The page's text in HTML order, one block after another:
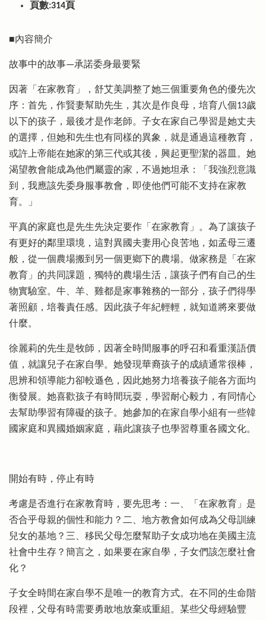
頁數:314頁
■內容簡介
故事中的故事—承諾委身最要緊
因著「在家教育」，舒艾美調整了她三個重要角色的優先次
序：首先，作賢妻幫助先生，其次是作良母，培育八個13歲
以下的孩子，最後才是作老師。子女在家自己學習是她丈夫
的選擇，但她和先生也有同樣的異象，就是通過這種教育，
或許上帝能在她家的第三代或其後，興起更聖潔的器皿。她
渴望教會能成為他們屬靈的家，不過她坦承：「我強烈意識
到，我應該先委身服事教會，即使他們可能不支持在家教
育。」
平真的家庭也是先生先決定要作「在家教育」。為了讓孩子
有更好的鄰里環境，這對異國夫妻用心良苦地，如孟母三遷
般，從一個農場搬到另一個更鄉下的農場。做家務是「在家
教育」的共同課題，獨特的農場生活，讓孩子們有自己的生
物實驗室。牛、羊、雞都是家事雜務的一部分，孩子們得學
著照顧，培養責任感。因此孩子年紀輕輕，就知道將來要做
什麼。
徐麗莉的先生是牧師，因著全時間服事的呼召和看重漢語價
值，就讓兒子在家自學。她發現華裔孩子的成績通常很棒，
思辨和領導能力卻較遜色，因此她努力培養孩子能各方面均
衡發展。她喜歡孩子有時間玩耍，學習耐心毅力，有同情心
去幫助學習有障礙的孩子。她參加的在家自學小組有一些韓
國家庭和異國婚姻家庭，藉此讓孩子也學習尊重各國文化。
開始有時，停止有時
考慮是否進行在家教育時，要先思考：一、「在家教育」是
否合乎母親的個性和能力？二、地方教會如何成為父母訓練
兒女的基地？三、移民父母怎麼幫助子女成功地在美國主流
社會中生存？簡言之，如果要在家自學，子女們該怎麼社會
化？
子女全時間在家自學不是唯一的教育方式。在不同的生命階
段裡，父母有時需要勇敢地放棄或重組。某些父母經驗豐